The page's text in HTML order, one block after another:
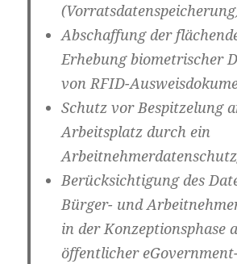
(Vorratsdatenspeicherung
Abschaffung der
Erhebungbiometrischer
von RFID-
Schutz vor Bespitzelung
Arbeitsplatz durch ein
Berücksichtigung des
Bürger- und
in der Konzeptionsphase
öffentlichereGovernment